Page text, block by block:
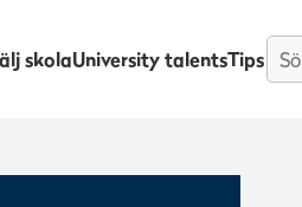
skolaUniversity talentsTips